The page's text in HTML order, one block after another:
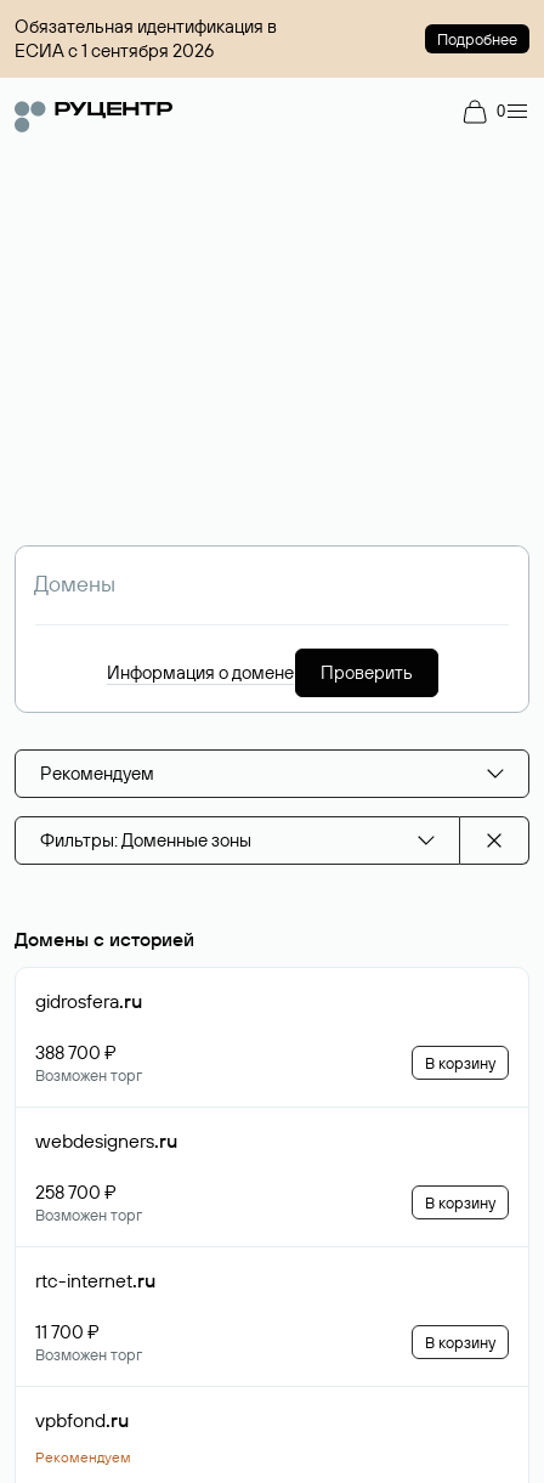
Обязательная идентификация в
ЕСИА с 1 сентября 2026
Подробнее
0
Информация о домене Проверить
Рекомендуем
Фильтры: Доменные зоны
Домены с историей
gidrosfera.ru
388 700 ₽
Возможен торг
В корзину
webdesigners.ru
258 700 ₽
Возможен торг
В корзину
rtc-internet.ru
11 700 ₽
Возможен торг
В корзину
vpbfond.ru
Рекомендуем